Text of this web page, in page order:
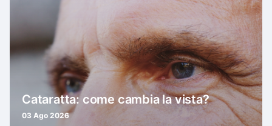
Cataratta: come cambia la vista?
03 Ago 2026